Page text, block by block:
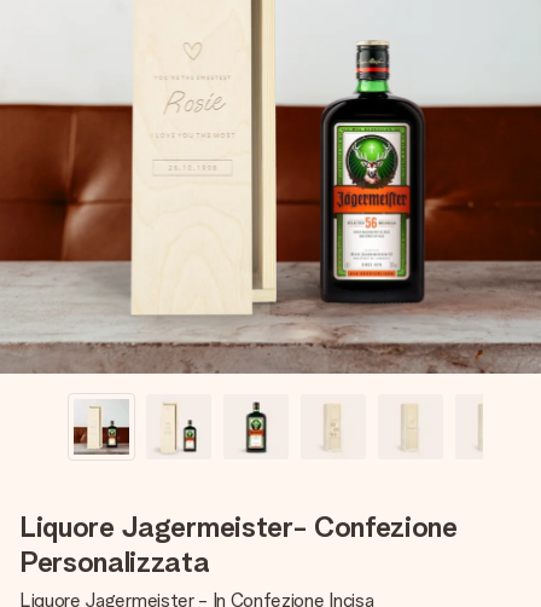
Biglietto d'auguri gratuito
Realizza qualcosa di unico in pochi passi – con il suo nome,
una tua foto o un messaggio che tocchi il cuore. Nessuna
complicazione, solo tanto amore per il momento perfetto.
Liquore Jagermeister- Confezione
Personalizzata
Liquore Jagermeister - In Confezione Incisa